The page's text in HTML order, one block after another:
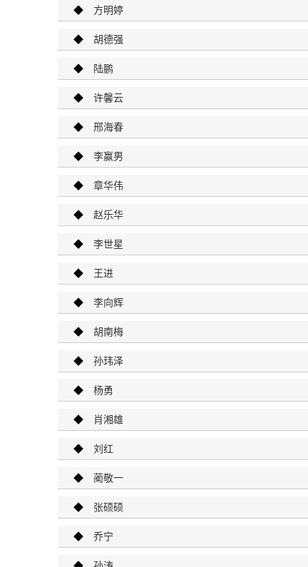
◆ 方明婷
◆胡德强
◆ 陆鹏
◆许馨云
◆邢海春
◆李赢男
◆章华伟
◆赵乐华
◆李世星
◆ 王进
◆李向辉
◆胡南梅
◆孙玮泽
◆杨勇
◆ 肖湘雄
◆刘红
◆蔺敬一
◆ 张硕硕
◆乔宁